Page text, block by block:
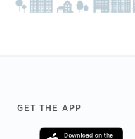
Footer
GET THE APP